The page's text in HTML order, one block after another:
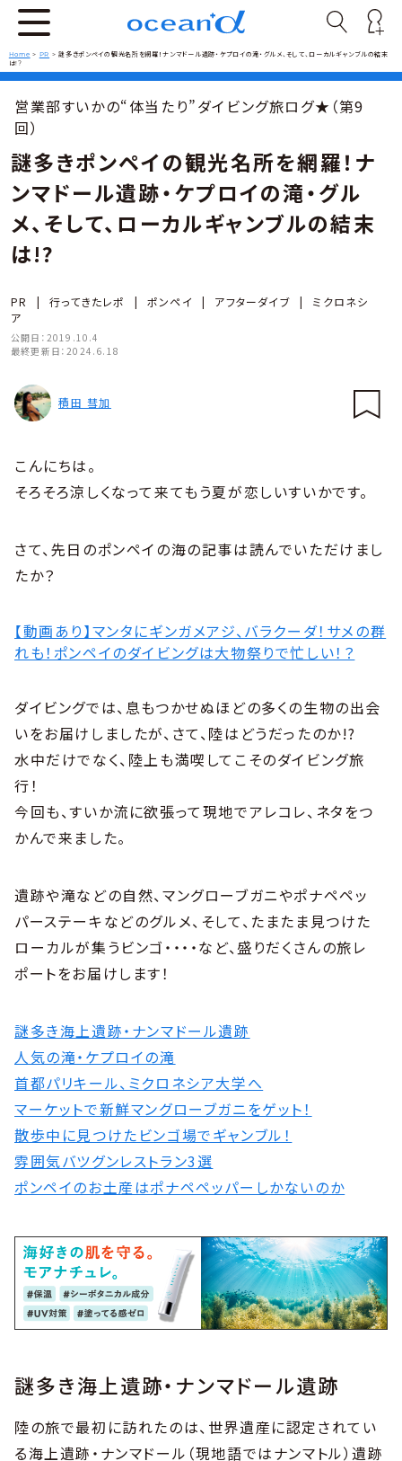
Home > PR >謎多きポンペイの観光名所を網羅！ナンマドール遺跡・ケプロイの滝・グルメ、そして、ローカルギャンブルの結末
は!?
営業部すいかの“体当たり”ダイビング旅ログ★（第9
回）
謎多きポンペイの観光名所を網羅！ナ
ンマドール遺跡・ケプロイの滝・グル
メ、そして、ローカルギャンブルの結末
は!?
PR | 行ってきたレポ | ポンペイ | アフターダイブ |
ミクロネシ
ア
公開日： 2019.10.4
最終更新日： 2024.6.18
積田 彗加
こんにちは。
そろそろ涼しくなって来てもう夏が恋しいすいかです。
さて、先日のポンペイの海の記事は読んでいただけまし
たか？
【動画あり】マンタにギンガメアジ、バラクーダ！サメの群
れも！ポンペイのダイビングは大物祭りで忙しい！？
ダイビングでは、息もつかせぬほどの多くの生物の出会
いをお届けしましたが、さて、陸はどうだったのか!?
水中だけでなく、陸上も満喫してこそのダイビング旅
行！
今回も、すいか流に欲張って現地でアレコレ、ネタをつ
かんで来ました。
遺跡や滝などの自然、マングローブガニやポナペペッ
パーステーキなどのグルメ、そして、たまたま見つけた
ローカルが集うビンゴ・・・・など、盛りだくさんの旅レ
ポートをお届けします！
謎多き海上遺跡・ナンマドール遺跡
人気の滝・ケプロイの滝
首都パリキール、ミクロネシア大学へ
マーケットで新鮮マングローブガニをゲット！
散歩中に見つけたビンゴ場でギャンブル！
雰囲気バツグンレストラン3選
ポンペイのお土産はポナペペッパーしかないのか
謎多き海上遺跡・ナンマドール遺跡
陸の旅で最初に訪れたのは、世界遺産に認定されてい
る海上遺跡・ナンマドール（現地語ではナンマトル）遺跡